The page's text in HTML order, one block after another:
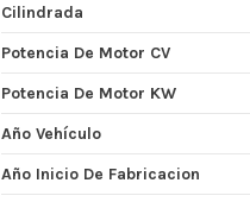
Cilindrada
Potencia De Motor CV
Potencia De Motor KW
Año Vehículo
Año Inicio De Fabricacion